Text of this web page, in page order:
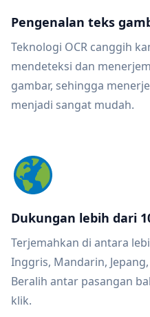
Pengenalan teks
Teknologi OCR canggih
mendeteksi dan
gambar, sehingga
menjadi sangat mudah.
Dukungan lebih dari
Terjemahkan di antara
Inggris, Mandarin,
Beralih antar pasangan
klik.